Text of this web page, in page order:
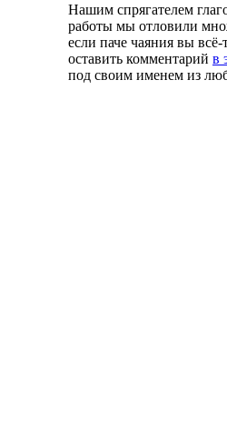
Нашим спрягателем
работы мы отловили
если паче чаяния вы
оставить комментарий в
под своим именем из